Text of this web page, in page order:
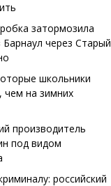
затормозила
через Старый
школьники
чем на зимних
производитель
под видом
российский